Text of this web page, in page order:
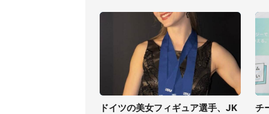
ドイツの美女フィギュア選手、JK
チ